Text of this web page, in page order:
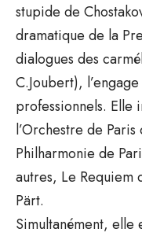
stupide de
dramatique de la
dialogues des
C.Joubert),
professionnels.
l’Orchestre de
Philharmonie de
autres, Le Requiem
Pärt.
Simultanément, elle